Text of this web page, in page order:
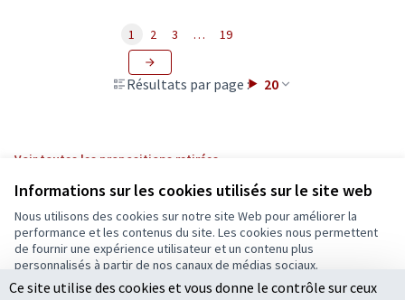
Informations sur les cookies utilisés sur le site web
Nous utilisons des cookies sur notre site Web pour améliorer la
performance et les contenus du site. Les cookies nous permettent
de fournir une expérience utilisateur et un contenu plus
personnalisés à partir de nos canaux de médias sociaux.
Tout accepter
Résultats par page : 20
1 2 3 … 19
Voir toutes les propositions retirées
Conditions d'utilisation
Paramètres des cookies
Ecrivons Angers sur X
(Lien externe)
Ecrivons Angers sur Facebook
(Lien externe)
Ce site utilise des cookies et vous donne le contrôle sur ceux